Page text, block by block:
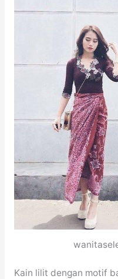
Kain lilit dengan motif